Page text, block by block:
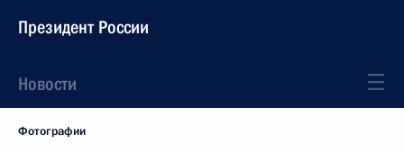
Президент России
Новости
Фотографии